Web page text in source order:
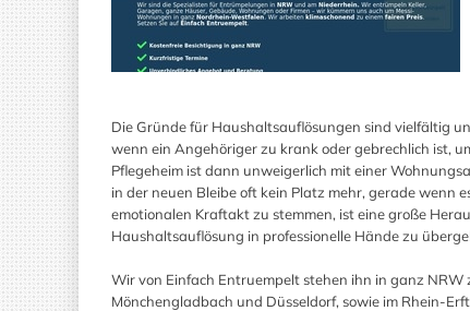
Die Gründe für Haushaltsauflösungen sind vielfältig
wenn ein Angehöriger zu krank oder gebrechlich ist,
Pflegeheim ist dann unweigerlich mit einer
in der neuen Bleibe oft kein Platz mehr, gerade wenn
emotionalen Kraftakt zu stemmen, ist eine große
Haushaltsauflösung in professionelle Hände zu
Wir von Einfach Entruempelt stehen ihn in ganz NRW
Mönchengladbach und Düsseldorf, sowie im Rhein-